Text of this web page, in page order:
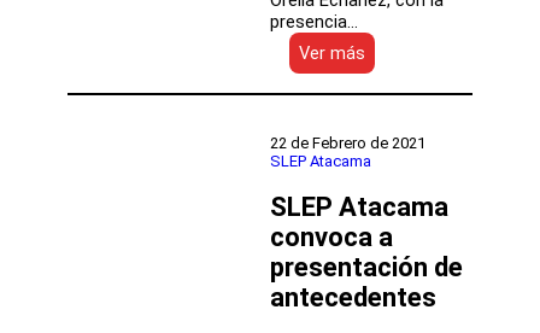
presencia…
Ver más
SLEP
Atacama
inicio
al
escolar
22 de Febrero de 2021
SLEP Atacama
SLEP Atacama
convoca a
presentación de
antecedentes